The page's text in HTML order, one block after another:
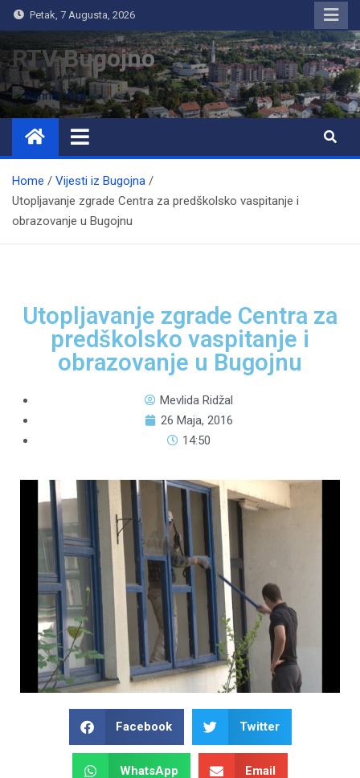
Petak, 7 Augusta, 2026
RTV Bugojno
Home
Vijesti iz Bugojna
Utopljavanje zgrade Centra za predškolsko vaspitanje i
obrazovanje u Bugojnu
Utopljavanje zgrade Centra za
predškolsko vaspitanje i
obrazovanje u Bugojnu
Mevlida Ridžal
26 Maja, 2016
14:50
Facebook Twitter
WhatsApp Email